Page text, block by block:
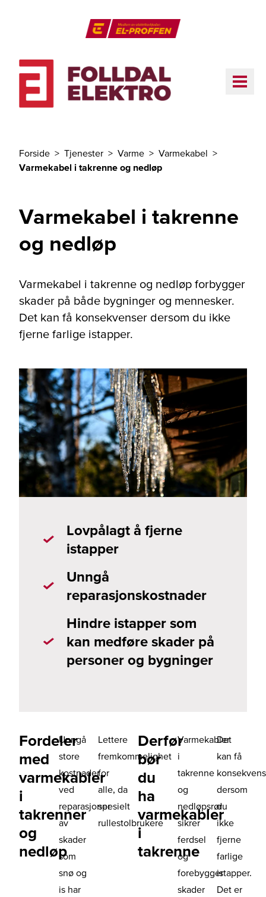
Du er her
Forside Tjenester Varme
Varmekabel
Varmekabel i takrenne og nedløp
Varmekabel i takrenne
og nedløp
Varmekabel i takrenne og nedløp forbygger
skader på både bygninger og mennesker.
Det kan få konsekvenser dersom du ikke
fjerne farlige istapper.
Lovpålagt å fjerne
istapper
Unngå
reparasjonskostnader
Hindre istapper som
kan medføre skader på
personer og bygninger
Fordeler
med
varmekabler
i
takrenner
og
nedløp
Unngå
store
kostnader
ved
reparasjoner
av
skader
som
snø og
is har
Lettere
fremkommelighet
for
alle, da
spesielt
rullestolbrukere
Derfør
bør
du
ha
varmekabler
i
takrenne
Varmekabler
i
takrenne
og
nedløpsrør
sikrer
ferdsel
og
forebygger
skader
Det
kan få
dersom
du
ikke
fjerne
farlige
istapper.
Det er